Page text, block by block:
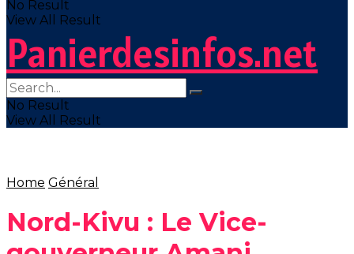
No Result
View All Result
Panierdesinfos.net
No Result
View All Result
Home Général
Nord-Kivu : Le Vice-